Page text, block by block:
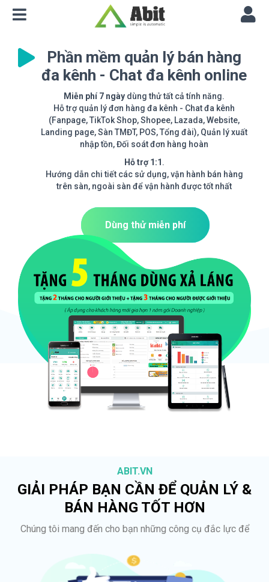
Phần mềm quản lý bán hàng
đa kênh - Chat đa kênh online
Miễn phí 7 ngày dùng thử tất cả tính năng.
Hỗ trợ quản lý đơn hàng đa kênh - Chat đa kênh
(Fanpage, TikTok Shop, Shopee, Lazada, Website,
Landing page, Sàn TMĐT, POS, Tổng đài), Quản lý xuất
nhập tồn, Đối soát đơn hàng hoàn
Hỗ trợ 1:1 .
Hướng dẫn chi tiết các sử dụng, vận hành bán hàng
trên sàn, ngoài sàn để vận hành được tốt nhất
Dùng thử miễn phí
ABIT.VN
GIẢI PHÁP BẠN CẦN ĐỂ QUẢN LÝ &
BÁN HÀNG TỐT HƠN
Chúng tôi mang đến cho bạn những công cụ đắc lực để